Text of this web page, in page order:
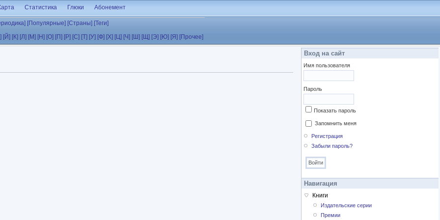
Статистика Глюки Абонемент
[Популярные] [Страны] [Теги]
[Й] [К] [Л] [М] [Н] [О] [П] [Р] [С] [Т] [У] [Ф] [Х] [Ц] [Ч] [Ш] [Щ] [Э] [Ю] [Я] [Прочее]
Вход на сайт
Имя пользователя
Пароль
Показать пароль
Запомнить меня
Регистрация
Забыли пароль?
Навигация
Книги
Издательские серии
Премии